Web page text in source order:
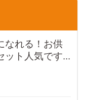
なれる！お供
ット人気です...